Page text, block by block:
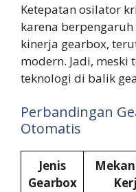
Ketepatan osilator
karena
kinerja gearbox,
modern. Jadi, meski
teknologi di balik
Perbandingan
Otomatis
Jenis
Gearbox